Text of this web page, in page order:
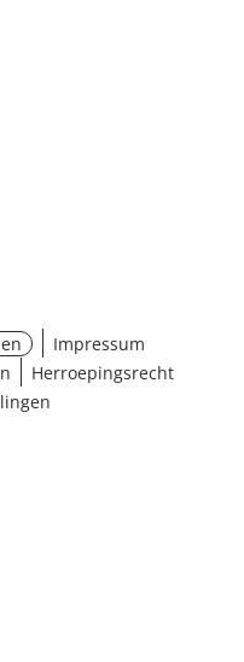
Impressum
Herroepingsrecht